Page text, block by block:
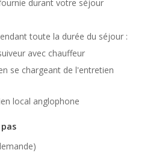
durant votre séjour
toute la durée du séjour :
avec chauffeur
se chargeant de l'entretien
local anglophone